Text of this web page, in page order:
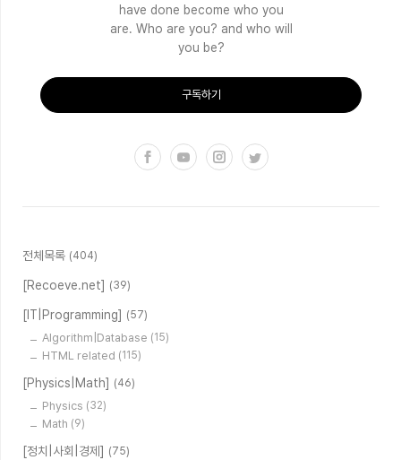
have done become who you
are. Who are you? and who will
you be?
구독하기
전체목록 (404)
[Recoeve.net] (39)
[IT|Programming] (57)
Algorithm|Database (15)
HTML related (115)
[Physics|Math] (46)
Physics (32)
Math (9)
[정치|사회|경제] (75)